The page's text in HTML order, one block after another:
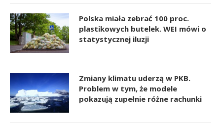
Polska miała zebrać 100 proc.
plastikowych butelek. WEI mówi o
statystycznej iluzji
Zmiany klimatu uderzą w PKB.
Problem w tym, że modele
pokazują zupełnie różne rachunki